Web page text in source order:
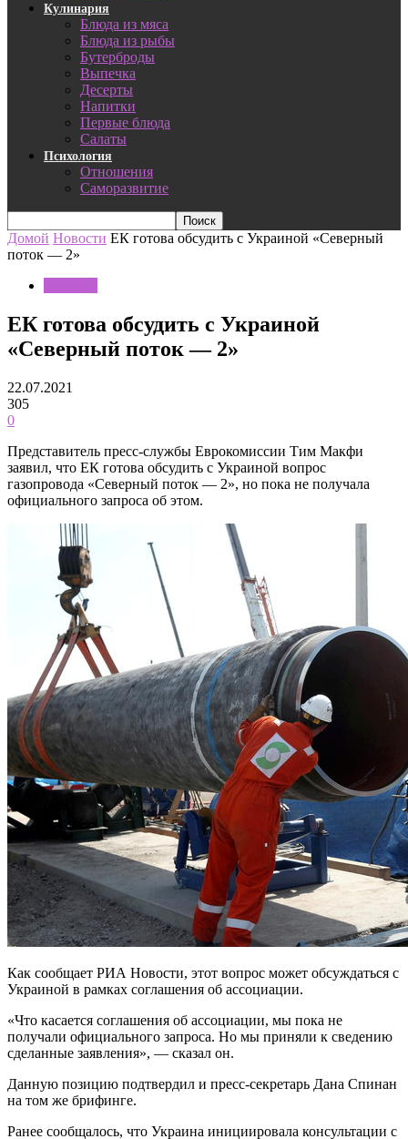
Кулинария
Блюда из мяса
Блюда из рыбы
Бутерброды
Выпечка
Десерты
Напитки
Первые блюда
Салаты
Психология
Отношения
Саморазвитие
Домой Новости ЕК готова обсудить с Украиной «Северный
поток — 2»
ЕК готова обсудить с Украиной
«Северный поток — 2»
22.07.2021
305
0
Представитель пресс-службы Еврокомиссии Тим Макфи
заявил, что ЕК готова обсудить с Украиной вопрос
газопровода «Северный поток — 2», но пока не получала
официального запроса об этом.
Как сообщает РИА Новости, этот вопрос может обсуждаться с
Украиной в рамках соглашения об ассоциации.
«Что касается соглашения об ассоциации, мы пока не
получали официального запроса. Но мы приняли к сведению
сделанные заявления», — сказал он.
Данную позицию подтвердил и пресс-секретарь Дана Спинан
на том же брифинге.
Ранее сообщалось, что Украина инициировала консультации с